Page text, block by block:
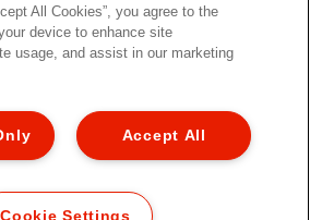
útmutató
All Rights Reserved.
All Cookies”, you agree to the
device to enhance site
usage, and assist in our marketing
Accept All
Cookie Settings